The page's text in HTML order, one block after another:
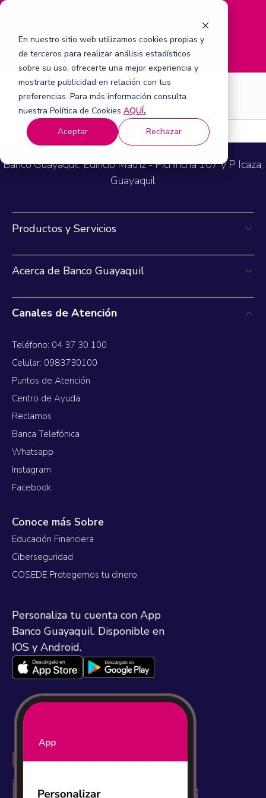
En nuestro sitio web utilizamos cookies propias y
de terceros para realizar análisis estadísticos
sobre su uso, ofrecerte una mejor experiencia y
mostrarte publicidad en relación con tus
preferencias. Para más información consulta
nuestra Política de Cookies AQUÍ.
Aceptar
Rechazar
e
ú
Seguros
Hospitalizacion
Banco Guayaquil, Edificio Matriz - Pichincha 107 y P Icaza,
Guayaquil
Productos y Servicios
Acerca de Banco Guayaquil
Canales de Atención
Teléfono: 04 37 30 100
Celular: 0983730100
Puntos de Atención
Centro de Ayuda
Reclamos
Banca Telefónica
Whatsapp
Instagram
Facebook
Conoce más Sobre
Educación Financiera
Ciberseguridad
COSEDE Protegemos tu dinero
Personaliza tu cuenta con App
Banco Guayaquil. Disponible en
IOS y Android.